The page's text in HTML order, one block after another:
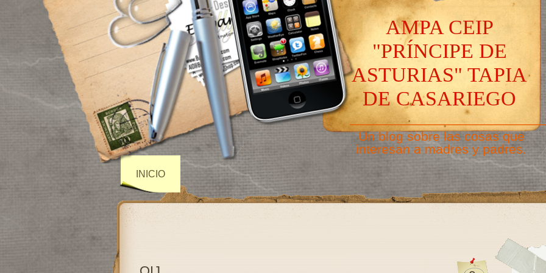
AMPA CEIP
"PRÍNCIPE DE
ASTURIAS" TAPIA
DE CASARIEGO
Un blog sobre las cosas que
interesan a madres y padres.
INICIO